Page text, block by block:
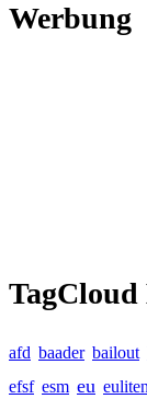
Werbung
TagCloud
afd baader bailout
efsf esm eu euliten